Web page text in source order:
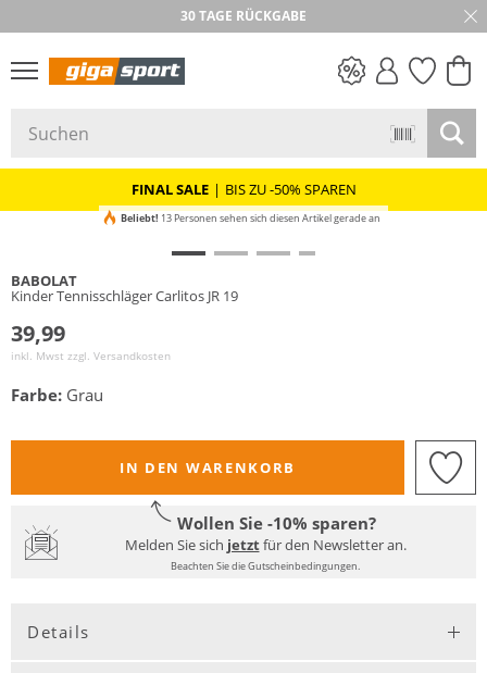
30 TAGE RÜCKGABE
FINAL SALE | BIS ZU -50% SPAREN
Beliebt! 13 Personen sehen sich diesen Artikel gerade an
BABOLAT
Kinder Tennisschläger Carlitos JR 19
39,99
inkl. Mwst zzgl. Versandkosten
Farbe: Grau
IN DEN WARENKORB
Wollen Sie -10% sparen?
Melden Sie sich jetztfür den Newsletter an.
Beachten Sie die Gutscheinbedingungen.
Details